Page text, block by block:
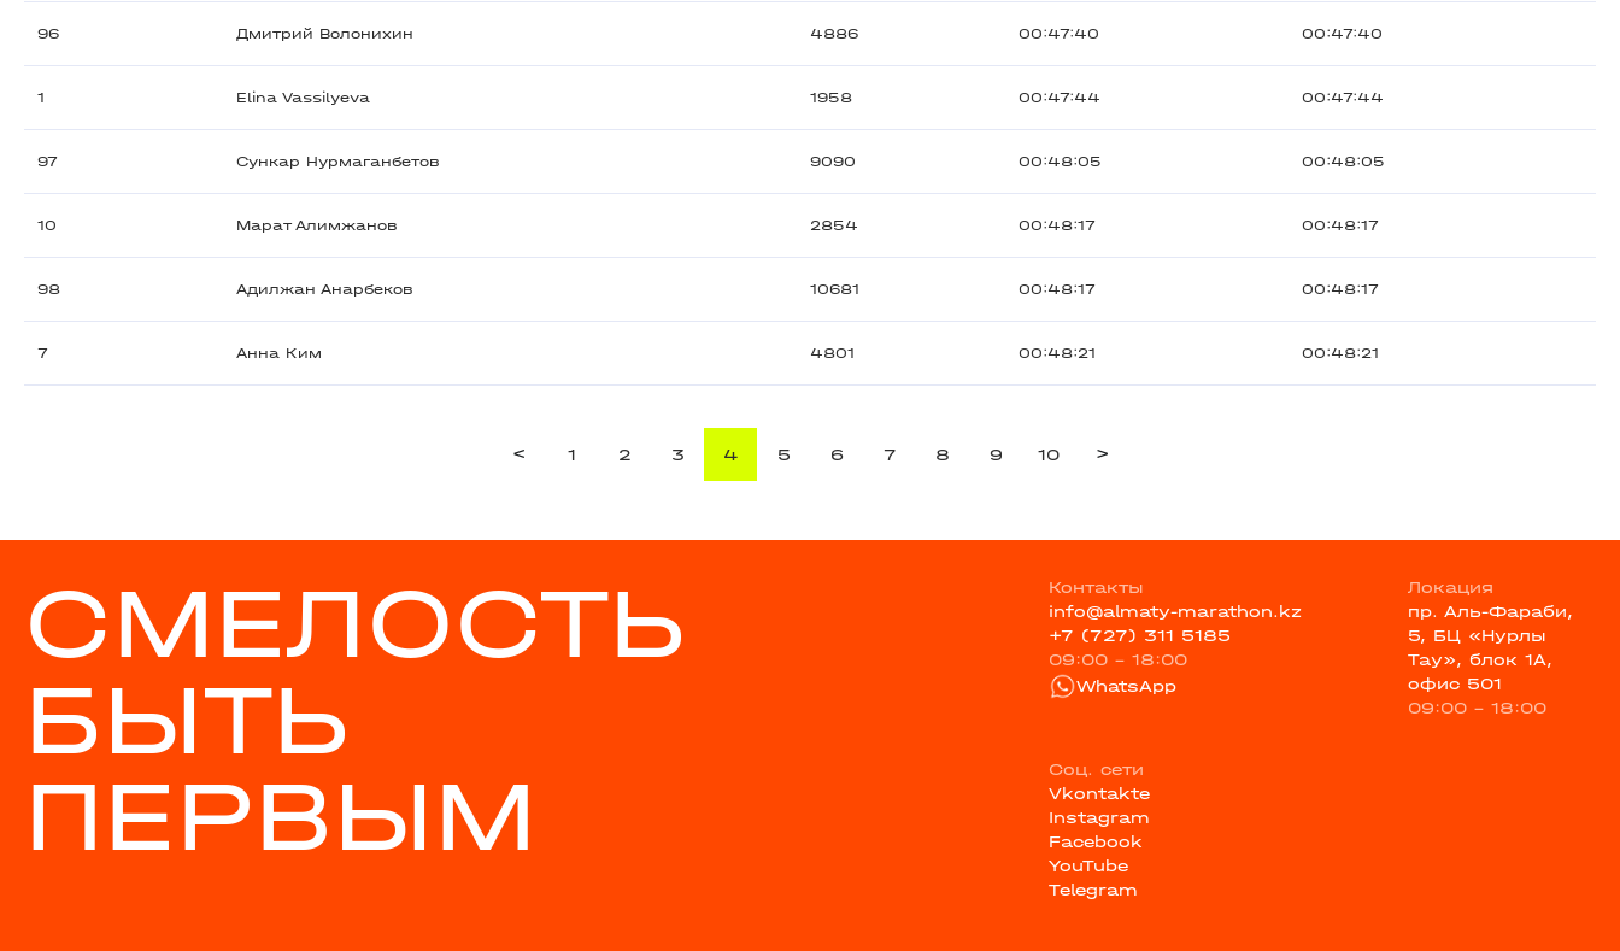
96 Дмитрий Волонихин 4886 00:47:40 00:47:40
1 Elina Vassilyeva 1958 00:47:44 00:47:44
97 Сункар Нурмаганбетов 9090 00:48:05 00:48:05
10 Марат Алимжанов 2854 00:48:17 00:48:17
98 Адилжан Анарбеков 10681 00:48:17 00:48:17
7 Анна Ким 4801 00:48:21 00:48:21
< 1 2 3 4 5 6 7 8 9 10 >
СМЕЛОСТЬ
БЫТЬ
ПЕРВЫМ
Контакты
info@almaty-marathon.kz
+7 (727) 311 5185
09:00 - 18:00
WhatsApp
Локация
пр. Аль-Фараби,
5, БЦ «Нурлы
Тау», блок 1А,
офис 501
09:00 - 18:00
Соц. сети
Vkontakte
Instagram
Facebook
YouTube
Telegram